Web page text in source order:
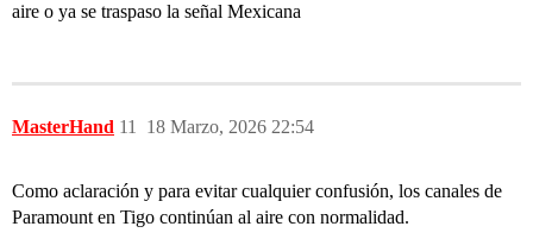
aire o ya se traspaso la señal Mexicana
MasterHand 18 Marzo, 2026 22:54
11
Como aclaración y para evitar cualquier confusión, los canales de
Paramount en Tigo continúan al aire con normalidad.